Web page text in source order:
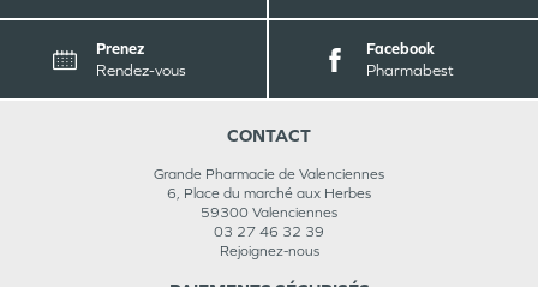
Prenez
Rendez-vous
Facebook
Pharmabest
CONTACT
Grande Pharmacie de Valenciennes
6, Place du marché aux Herbes
59300 Valenciennes
03 27 46 32 39
Rejoignez-nous